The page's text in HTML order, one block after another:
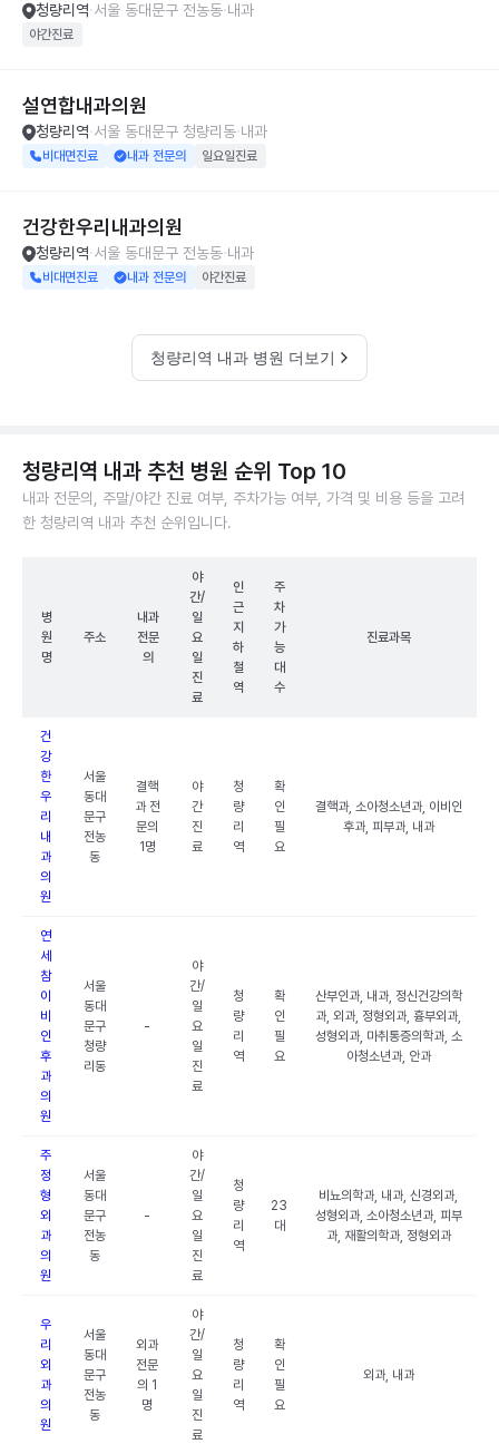
청량리역 서울 동대문구 전농동 내과
야간진료
설연합내과의원
청량리역 서울 동대문구 청량리동 내과
비대면진료 내과 전문의 일요일진료
건강한우리내과의원
청량리역 서울 동대문구 전농동 내과
비대면진료 내과 전문의 야간진료
청량리역 내과 병원 더보기
청량리역 내과 추천 병원 순위 Top 10
내과 전문의, 주말/야간 진료 여부, 주차가능 여부, 가격 및 비용 등을 고려
한 청량리역 내과 추천 순위입니다.
병
원
명
주소
내과
전문
의
야
간/
일
요
일
진
료
인
근
지
하
철
역
주
차
가
능
대
수
진료과목
건
강
한
우
리
내
과
의
원
서울
동대
문구
전농
동
결핵
과 전
문의
1명
야
간
진
료
청
량
리
역
확
인
필
요
결핵과, 소아청소년과, 이비인
후과, 피부과, 내과
연
세
참
이
비
인
후
과
의
원
서울
동대
문구
청량
리동
-
야
간/
일
요
일
진
료
청
량
리
역
확
인
필
요
산부인과, 내과, 정신건강의학
과, 외과, 정형외과, 흉부외과,
성형외과, 마취통증의학과, 소
아청소년과, 안과
주
정
형
외
과
의
원
서울
동대
문구
전농
동
-
야
간/
일
요
일
진
료
청
량
리
역
23
대
비뇨의학과, 내과, 신경외과,
성형외과, 소아청소년과, 피부
과, 재활의학과, 정형외과
우
리
외
과
의
원
서울
동대
문구
전농
동
외과
전문
의 1
명
야
간/
일
요
일
진
료
청
량
리
역
확
인
필
요
외과, 내과